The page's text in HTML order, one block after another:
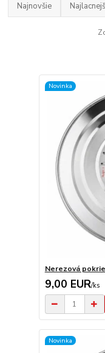
Najnovšie
Novinka
Nerezová
9,00 EUR/ks
Novinka